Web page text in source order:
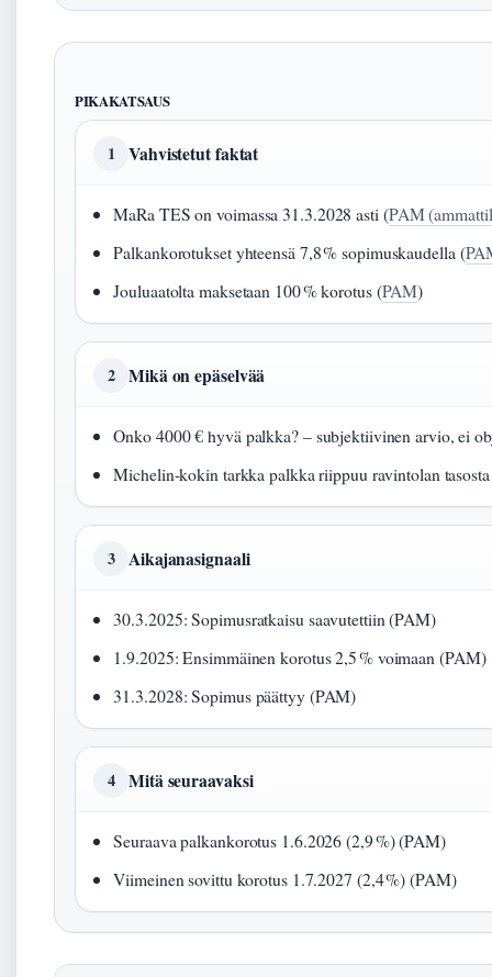
PIKAKATSAUS
1 Vahvistetut faktat
MaRa TES on voimassa 31.3.2028 asti (PAM
Palkankorotukset yhteensä 7,8 % sopimuskaudella (
Jouluaatolta maksetaan 100 % korotus (PAM)
2 Mikä on epäselvää
Onko 4000 € hyvä palkka? – subjektiivinen arvio, ei
Michelin-kokin tarkka palkka riippuu ravintolan
3 Aikajanasignaali
30.3.2025: Sopimusratkaisu saavutettiin (PAM)
1.9.2025: Ensimmäinen korotus 2,5 % voimaan (PAM)
31.3.2028: Sopimus päättyy (PAM)
4 Mitä seuraavaksi
Seuraava palkankorotus 1.6.2026 (2,9 %) (PAM)
Viimeinen sovittu korotus 1.7.2027 (2,4 %) (PAM)